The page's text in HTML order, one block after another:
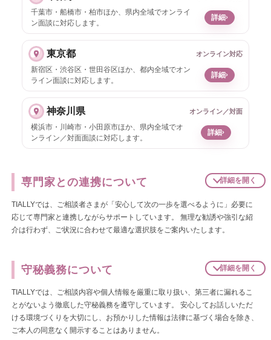
千葉市・船橋市・柏市ほか、県内全域でオンライ
ン面談に対応します。
詳細›
東京都 オンライン対応
新宿区・渋谷区・世田谷区ほか、都内全域でオン
ライン面談に対応します。
詳細›
神奈川県 オンライン／対面
横浜市・川崎市・小田原市ほか、県内全域でオ
ンライン／対面面談に対応します。
詳細›
専門家との連携について 詳細を開く
TIALLYでは、ご相談者さまが「安心して次の一歩を選べるように」必要に
応じて専門家と連携しながらサポートしています。
無理な勧誘や強引な紹
介は行わず、ご状況に合わせて最適な選択肢をご案内いたします。
守秘義務について 詳細を開く
TIALLYでは、ご相談内容や個人情報を厳重に取り扱い、第三者に漏れるこ
とがないよう徹底した守秘義務を遵守しています。
安心してお話しいただ
ける環境づくりを大切にし、お預かりした情報は法律に基づく場合を除き、
ご本人の同意なく開示することはありません。